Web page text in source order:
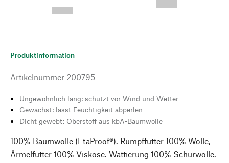
Produktinformation
Artikelnummer 200795
Ungewöhnlich lang: schützt vor Wind und Wetter
Gewachst: lässt Feuchtigkeit abperlen
Dicht gewebt: Oberstoff aus kbA-Baumwolle
100% Baumwolle (EtaProof®). Rumpffutter 100% Wolle,
Ärmelfutter 100% Viskose. Wattierung 100% Schurwolle.